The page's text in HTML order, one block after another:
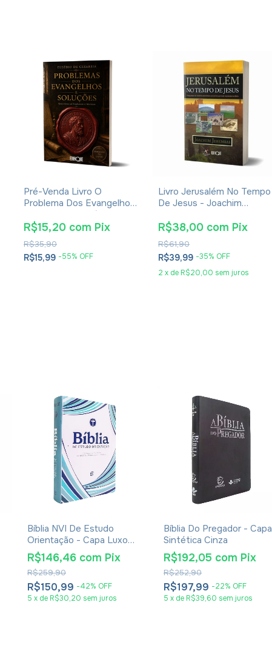
Pré-Venda Livro O
Problema Dos Evangelhos
E Soluções- Eusébio De
Cesareia
R$15,99 -55% OFF
R$35,90
R$15,20 com Pix
Livro Jerusalém No Tempo
De Jesus - Joachim
2024
R$39,99 -35% OFF
2 x de R$20,00 sem juros
R$61,90
R$38,00 com Pix
Bíblia NVI De Estudo
Orientação - Capa Luxo
Blue Waves
R$150,99 -42% OFF
R$259,90
R$146,46 com Pix
5 x de R$30,20 sem juros
Bíblia Do Pregador - Capa
Sintética Cinza
R$197,99 -22% OFF
R$252,90
R$192,05 com Pix
5 x de R$39,60 sem juros